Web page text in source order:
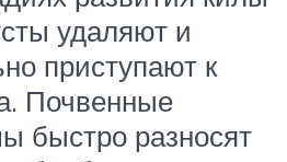
удаляют и
приступают к
Почвенные
быстро разносят